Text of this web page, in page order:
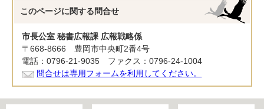
このページに関する 問合せ
市長公室 秘書広報課 広報戦略係
〒668-8666 豊岡市中央町2番4号
電話：0796-21-9035 ファクス：0796-24-1004
問合せは専用フォームを利用してください。